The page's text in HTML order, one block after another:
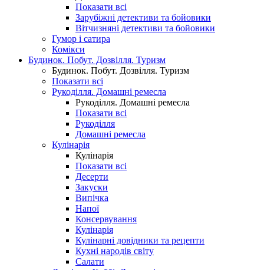
Показати всі
Зарубіжні детективи та бойовики
Вітчизняні детективи та бойовики
Гумор і сатира
Комікси
Будинок. Побут. Дозвілля. Туризм
Будинок. Побут. Дозвілля. Туризм
Показати всі
Рукоділля. Домашні ремесла
Рукоділля. Домашні ремесла
Показати всі
Рукоділля
Домашні ремесла
Кулінарія
Кулінарія
Показати всі
Десерти
Закуски
Випічка
Напої
Консервування
Кулінарія
Кулінарні довідники та рецепти
Кухні народів світу
Салати